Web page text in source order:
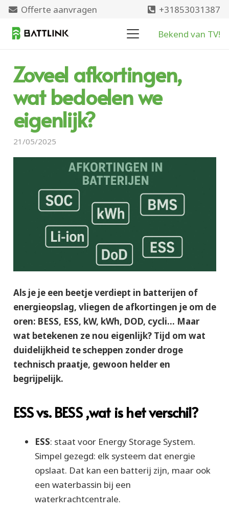
Offerte aanvragen +31853031387
Bekend van TV!
Zoveel afkortingen,
wat bedoelen we
eigenlijk?
21/05/2025
Als je je een beetje verdiept in batterijen of
energieopslag, vliegen de afkortingen je om de
oren: BESS, ESS, kW, kWh, DOD, cycli… Maar
wat betekenen ze nou eigenlijk? Tijd om wat
duidelijkheid te scheppen zonder droge
technisch praatje, gewoon helder en
begrijpelijk.
ESS vs. BESS ,wat is het verschil?
ESS: staat voor Energy Storage System.
Simpel gezegd: elk systeem dat energie
opslaat. Dat kan een batterij zijn, maar ook
een waterbassin bij een
waterkrachtcentrale.